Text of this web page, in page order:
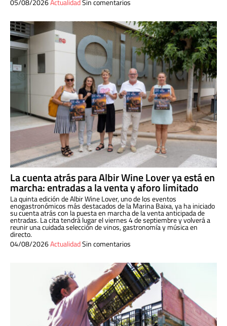
05/08/2026ActualidadSin comentarios
La cuenta atrás para Albir Wine Lover ya está en
marcha: entradas a la venta y aforo limitado
La quinta edición de Albir Wine Lover, uno de los eventos
enogastronómicos más destacados de la Marina Baixa, ya ha iniciado
su cuenta atrás con la puesta en marcha de la venta anticipada de
entradas. La cita tendrá lugar el viernes 4 de septiembre y volverá a
reunir una cuidada selección de vinos, gastronomía y música en
directo.
04/08/2026ActualidadSin comentarios